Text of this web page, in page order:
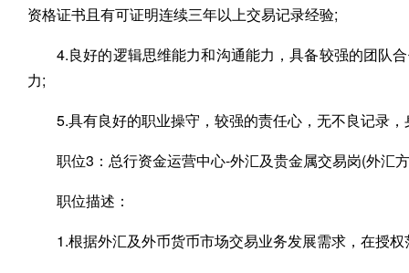
资格证书且有可证明连续三年以上交易记录经验;
4.良好的逻辑思维能力和沟通能力，具备较强的团队
力;
5.具有良好的职业操守，较强的责任心，无不良记录
职位3：总行资金运营中心-外汇及贵金属交易岗(外汇
职位描述：
1.根据外汇及外币货币市场交易业务发展需求，在授